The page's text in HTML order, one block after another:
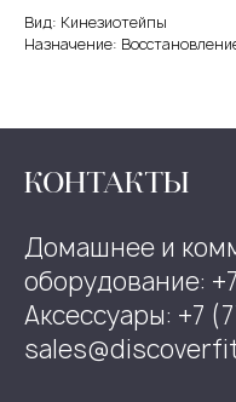
Вид: Кинезиотейпы
Назначение:
КОНТАКТЫ
Домашнее и
оборудование:
Аксессуары: +7